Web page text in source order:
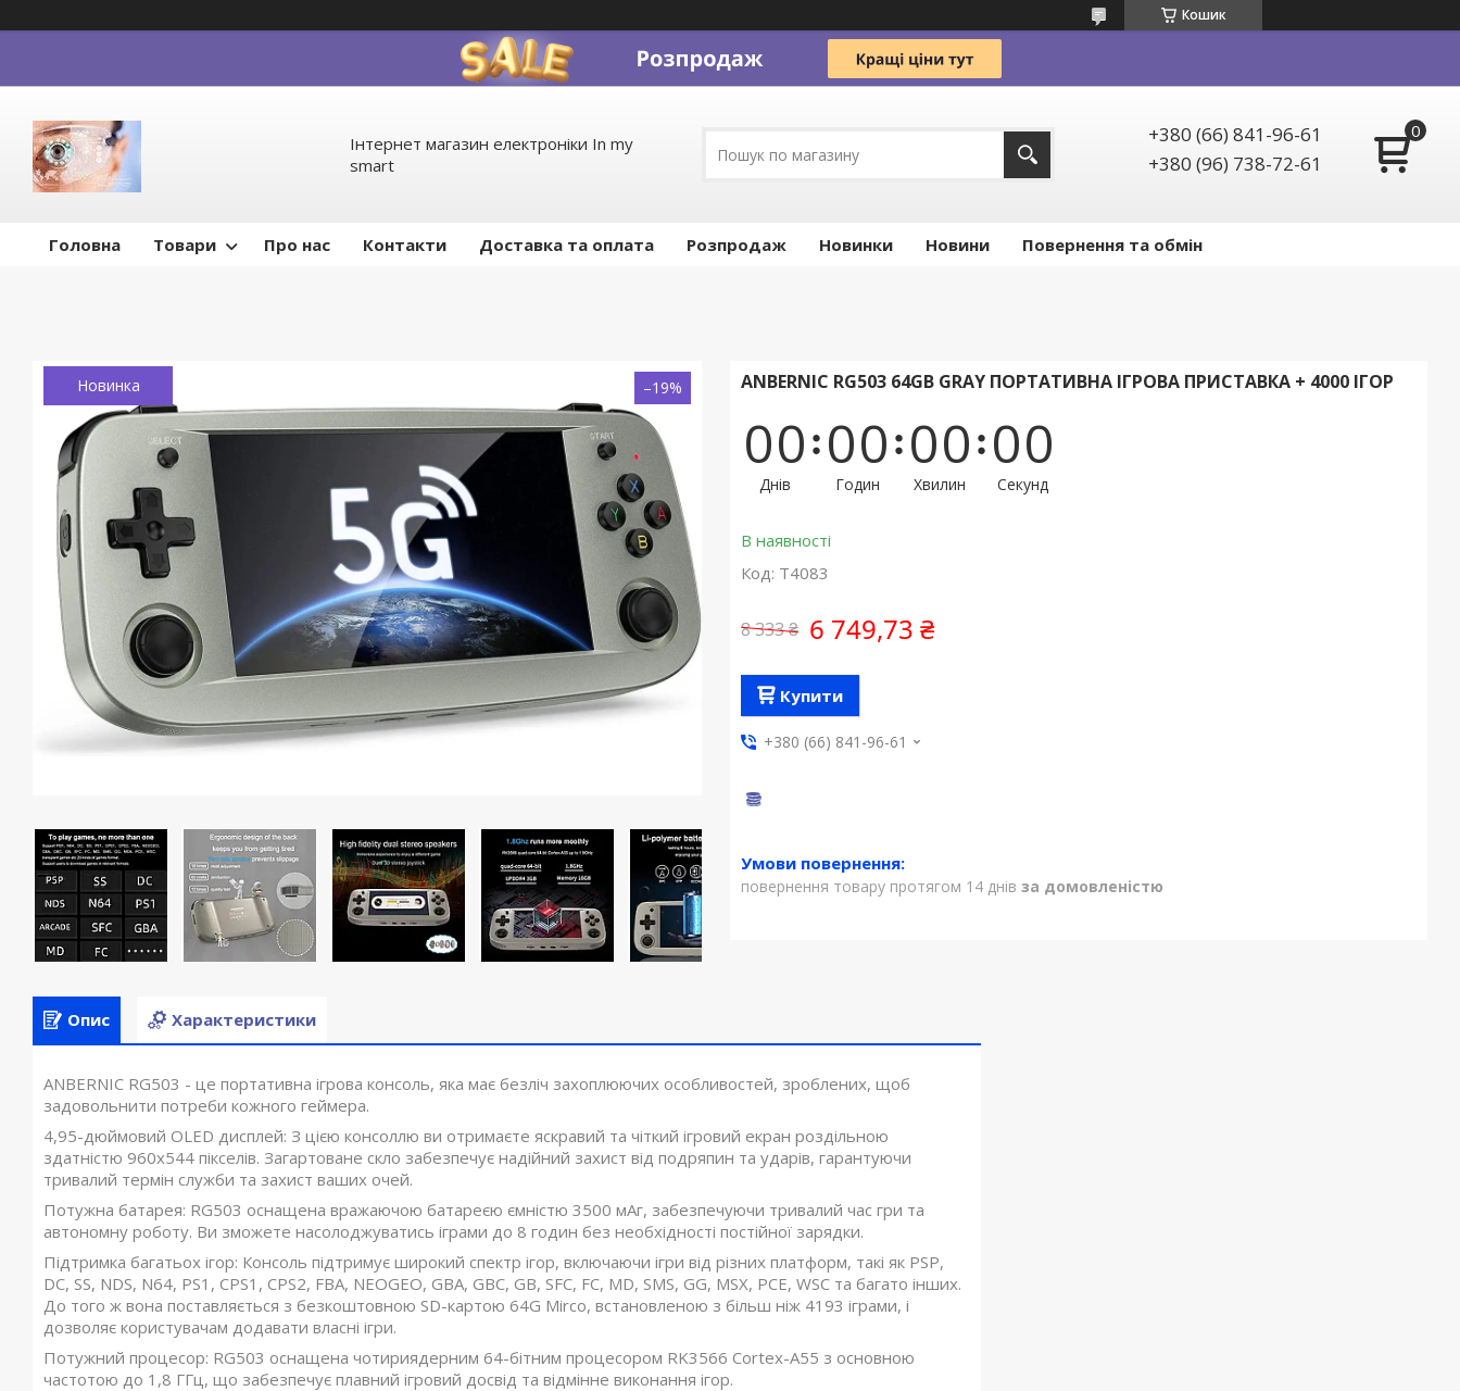
Кошик
Інтернет магазин електроніки In my
smart
+380 (66) 841-96-61
+380 (96) 738-72-61
Головна Товари Про нас Контакти Доставка та оплата Pозпродаж Новинки Новини Повернення та обмін
Новинка –19% ANBERNIC RG503 64GB GRAY ПОРТАТИВНА ІГРОВА ПРИСТАВКА + 4000 ІГОР
00
Днів
00
Годин
00
Хвилин
00
Секунд
В наявності
Код: T4083
8 333 ₴ 6 749,73 ₴
Купити
+380 (66) 841-96-61
повернення товару протягом 14 днів за домовленістю
Опис Характеристики
ANBERNIC RG503 - це портативна ігрова консоль, яка має безліч захоплюючих особливостей, зроблених, щоб
задовольнити потреби кожного геймера.
4,95-дюймовий OLED дисплей: З цією консоллю ви отримаєте яскравий та чіткий ігровий екран роздільною
здатністю 960x544 пікселів. Загартоване скло забезпечує надійний захист від подряпин та ударів, гарантуючи
тривалий термін служби та захист ваших очей.
Потужна батарея: RG503 оснащена вражаючою батареєю ємністю 3500 мАг, забезпечуючи тривалий час гри та
автономну роботу. Ви зможете насолоджуватись іграми до 8 годин без необхідності постійної зарядки.
Підтримка багатьох ігор: Консоль підтримує широкий спектр ігор, включаючи ігри від різних платформ, такі як PSP,
DC, SS, NDS, N64, PS1, CPS1, CPS2, FBA, NEOGEO, GBA, GBC, GB, SFC, FC, MD, SMS, GG, MSX, PCE, WSC та багато інших.
До того ж вона поставляється з безкоштовною SD-картою 64G Mirco, встановленою з більш ніж 4193 іграми, і
дозволяє користувачам додавати власні ігри.
Потужний процесор: RG503 оснащена чотириядерним 64-бітним процесором RK3566 Cortex-A55 з основною
частотою до 1,8 ГГц, що забезпечує плавний ігровий досвід та відмінне виконання ігор.